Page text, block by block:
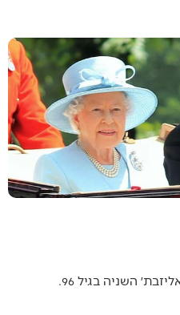
לפני כשבועיים נפטרה המלכה אליזבת׳ השניה בגיל 96.